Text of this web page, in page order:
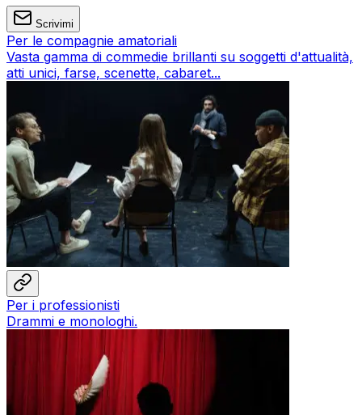
Scrivimi
Per le compagnie amatoriali
Vasta gamma di commedie brillanti su soggetti d'attualità,
atti unici, farse, scenette, cabaret...
Per i professionisti
Drammi e monologhi.